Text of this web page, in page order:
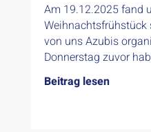
Am 19.12.2025 fand
von uns Azubis
Donnerstag zuvor
Beitrag lesen